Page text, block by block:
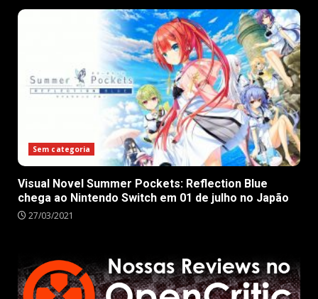
Sem categoria
Visual Novel Summer Pockets: Reflection Blue
chega ao Nintendo Switch em 01 de julho no Japão
27/03/2021